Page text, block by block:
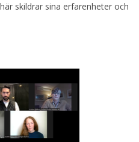
skildrar sina erfarenheter och